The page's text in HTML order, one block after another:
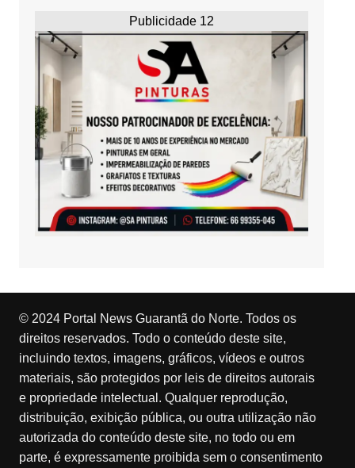
Publicidade 12
© 2024 Portal News Guarantã do Norte. Todos os
direitos reservados. Todo o conteúdo deste site,
incluindo textos, imagens, gráficos, vídeos e outros
materiais, são protegidos por leis de direitos autorais
e propriedade intelectual. Qualquer reprodução,
distribuição, exibição pública, ou outra utilização não
autorizada do conteúdo deste site, no todo ou em
parte, é expressamente proibida sem o consentimento